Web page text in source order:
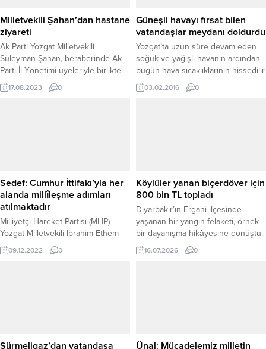
Milletvekili Şahan’dan hastane
ziyareti
Ak Parti Yozgat Milletvekili
Süleyman Şahan, beraberinde Ak
Parti İl Yönetimi üyeleriyle birlikte
Yozgat Şehir Hastanesi'ni ziyaret
etti.
17.08.2023 0
Güneşli havayı fırsat bilen
vatandaşlar meydanı doldurdu
Yozgat’ta uzun süre devam eden
soğuk ve yağışlı havanın ardından
bugün hava sıcaklıklarının hissedilir
derece artmasını fırsat bilen
vatandaşlar, Cumhuriyet Meydanını
vakti meydanda toplanan
vatandaşlar ikindi...
03.02.2016 0
Sedef: Cumhur İttifakı’yla her
alanda millîleşme adımları
atılmaktadır
Milliyetçi Hareket Partisi (MHP)
Yozgat Milletvekili İbrahim Ethem
Sedef, “ Cumhur İttifakı'yla
ülkemizde her alanda millîleşme
09.12.2022 0
Köylüler yanan biçerdöver için
800 bin TL topladı
Diyarbakır’ın Ergani ilçesinde
yaşanan bir yangın felaketi, örnek
bir dayanışma hikâyesine dönüştü.
Çalışmak için Yozgat’tan
Diyarbakır’a gelen biçerdöver
hafifledi. Köylüler, kısa sürede
16.07.2026 0
Sürmeligaz’dan vatandaşa Ünal: Mücadelemiz milletin